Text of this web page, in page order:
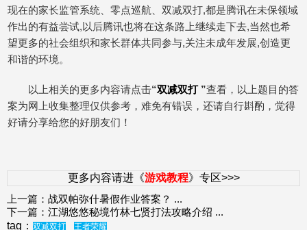
现在的家长监管系统、零点巡航、双减双打,都是腾讯在未保领域
作出的有益尝试,以后腾讯也将在这条路上继续走下去,当然也希
望更多的社会组织和家长群体共同参与,关注未成年发展,创造更
和谐的环境。
以上相关的更多内容请点击“双减双打”查看，以上题目的答
案为网上收集整理仅供参考，难免有错误，还请自行斟酌，觉得
好请分享给您的好朋友们！
更多内容请进《游戏教程》专区>>>
上一篇： 战双帕弥什暑假作业答案？ ...
下一篇： 江湖悠悠秘境竹林七贤打法攻略介绍 ...
tag： 双减双打 王者荣耀